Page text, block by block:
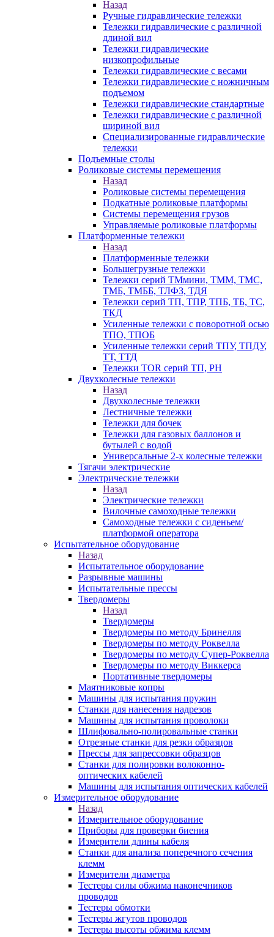
Назад
Ручные гидравлические тележки
Тележки гидравлические с различной
длиной вил
Тележки гидравлические
низкопрофильные
Тележки гидравлические с весами
Тележки гидравлические с ножничным
подъемом
Тележки гидравлические стандартные
Тележки гидравлические с различной
шириной вил
Специализированные гидравлические
тележки
Подъемные столы
Роликовые системы перемещения
Назад
Роликовые системы перемещения
Подкатные роликовые платформы
Системы перемещения грузов
Управляемые роликовые платформы
Платформенные тележки
Назад
Платформенные тележки
Большегрузные тележки
Тележки серий ТМмини, ТММ, ТМС,
ТМБ, ТМББ, ТЛФЗ, ТДЯ
Тележки серий ТП, ТПР, ТПБ, ТБ, ТС,
ТКД
Усиленные тележки с поворотной осью
ТПО, ТПОБ
Усиленные тележки серий ТПУ, ТПДУ,
ТТ, ТТД
Тележки TOR серий ТП, PH
Двухколесные тележки
Назад
Двухколесные тележки
Лестничные тележки
Тележки для бочек
Тележки для газовых баллонов и
бутылей с водой
Универсальные 2-х колесные тележки
Тягачи электрические
Электрические тележки
Назад
Электрические тележки
Вилочные самоходные тележки
Самоходные тележки с сиденьем/
платформой оператора
Испытательное оборудование
Назад
Испытательное оборудование
Разрывные машины
Испытательные прессы
Твердомеры
Назад
Твердомеры
Твердомеры по методу Бринелля
Твердомеры по методу Роквелла
Твердомеры по методу Супер-Роквелла
Твердомеры по методу Виккерса
Портативные твердомеры
Маятниковые копры
Машины для испытания пружин
Станки для нанесения надрезов
Машины для испытания проволоки
Шлифовально-полировальные станки
Отрезные станки для резки образцов
Прессы для запрессовки образцов
Станки для полировки волоконно-
оптических кабелей
Машины для испытания оптических кабелей
Измерительное оборудование
Назад
Измерительное оборудование
Приборы для проверки биения
Измерители длины кабеля
Станки для анализа поперечного сечения
клемм
Измерители диаметра
Тестеры силы обжима наконечников
проводов
Тестеры обмотки
Тестеры жгутов проводов
Тестеры высоты обжима клемм